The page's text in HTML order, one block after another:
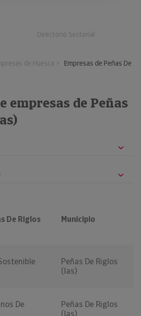
Directorio Sectorial
de Huesca
Empresas de Peñas De
empresas de Peñas
De Riglos
Municipio
Peñas De Riglos
(las)
De
Peñas De Riglos
(las)